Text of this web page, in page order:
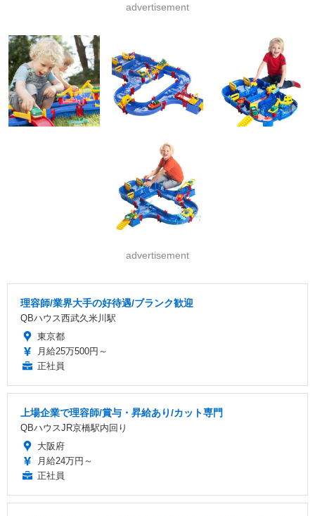
advertisement
advertisement
理容師/業界大手の好待遇/ブランク歓迎
QBハウス西武久米川駅
東京都
月給25万500円～
正社員
上場企業で理容師/賞与・昇給あり/カット専門
QBハウスJR京橋駅内回り
大阪府
月給24万円～
正社員